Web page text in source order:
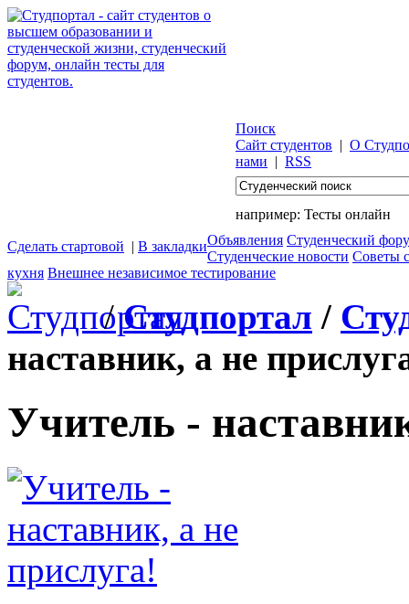
Поиск
Сайт студентов | О
нами | RSS
например: Тесты онлайн
Сделать стартовой | В закладкиОбъявления Студенческий
Студенческие новости Советы
кухня Внешнее независимое тестирование
/Студпортал /
наставник, а не
Учитель -